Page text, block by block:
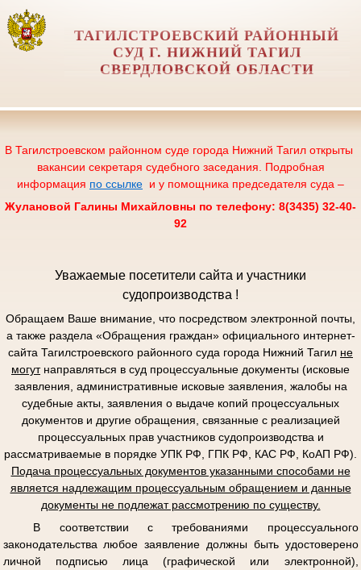
ТАГИЛСТРОЕВСКИЙ РАЙОННЫЙ
СУД Г. НИЖНИЙ ТАГИЛ
СВЕРДЛОВСКОЙ ОБЛАСТИ
В Тагилстроевском районном суде города Нижний Тагил открыты
вакансии секретаря судебного заседания. Подробная
информация по ссылке и у помощника председателя суда –
Жулановой Галины Михайловны по телефону: 8(3435) 32-40-
92
Уважаемые посетители сайта и участники
судопроизводства !
Обращаем Ваше внимание, что посредством электронной почты,
а также раздела «Обращения граждан» официального интернет-
сайта Тагилстроевского районного суда города Нижний Тагил не
могутнаправляться в суд процессуальные документы (исковые
заявления, административные исковые заявления, жалобы на
судебные акты, заявления о выдаче копий процессуальных
документов и другие обращения, связанные с реализацией
процессуальных прав участников судопроизводства и
рассматриваемые в порядке УПК РФ, ГПК РФ, КАС РФ, КоАП РФ).
Подача процессуальных документов указанными способами не
является надлежащим процессуальным обращением и данные
документы не подлежат рассмотрению по существу.
В соответствии с требованиями процессуального
законодательства любое заявление должны быть удостоверено
личной подписью лица (графической или электронной),